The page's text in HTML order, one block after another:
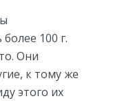
100 г.
Они
к тому же
этого их